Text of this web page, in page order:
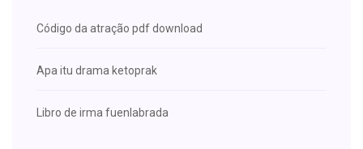
Código da atração pdf download
Apa itu drama ketoprak
Libro de irma fuenlabrada